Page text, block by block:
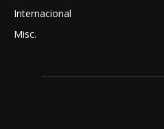
Internacional
Misc.